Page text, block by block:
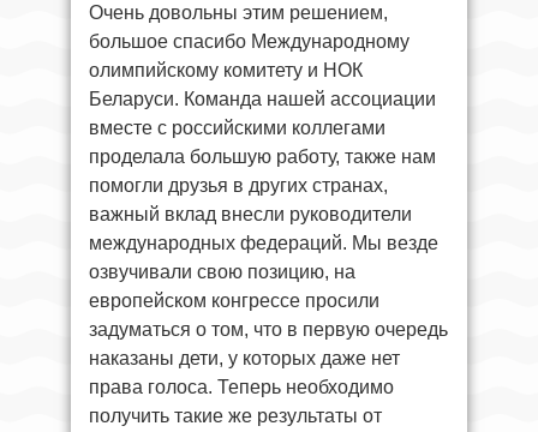
Очень довольны этим решением,
большое спасибо Международному
олимпийскому комитету и НОК
Беларуси. Команда нашей ассоциации
вместе с российскими коллегами
проделала большую работу, также нам
помогли друзья в других странах,
важный вклад внесли руководители
международных федераций. Мы везде
озвучивали свою позицию, на
европейском конгрессе просили
задуматься о том, что в первую очередь
наказаны дети, у которых даже нет
права голоса. Теперь необходимо
получить такие же результаты от